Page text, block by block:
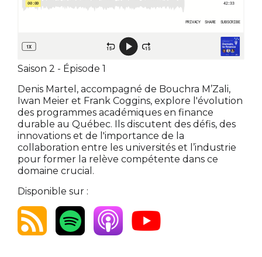
Saison 2 - Épisode 1
Denis Martel, accompagné de Bouchra M’Zali,
Iwan Meier et Frank Coggins, explore l'évolution
des programmes académiques en finance
durable au Québec. Ils discutent des défis, des
innovations et de l'importance de la
collaboration entre les universités et l’industrie
pour former la relève compétente dans ce
domaine crucial.
Disponible sur :